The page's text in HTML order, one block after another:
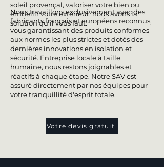
Nous travaillons exclusivement avec des
fabricants français et européens reconnus,
vous garantissant des produits conformes
aux normes les plus strictes et dotés des
dernières innovations en isolation et
sécurité. Entreprise locale à taille
humaine, nous restons joignables et
réactifs à chaque étape. Notre SAV est
assuré directement par nos équipes pour
votre tranquillité d'esprit totale.
Votre devis gratuit
soleil provençal, valoriser votre bien ou
embellir votre extérieur, nous avons la
solution qu'il vous faut.